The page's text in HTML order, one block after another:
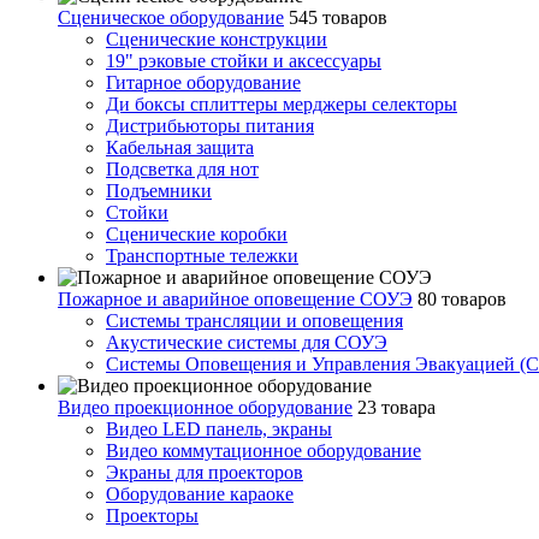
Сценическое оборудование 545 товаров
Сценические конструкции
19" рэковые стойки и аксесcуары
Гитарное оборудование
Ди боксы сплиттеры мерджеры селекторы
Дистрибьюторы питания
Кабельная защита
Подсветка для нот
Подъемники
Стойки
Сценические коробки
Транспортные тележки
Пожарное и аварийное оповещение СОУЭ 80 товаров
Cистемы трансляции и оповещения
Акустические системы для СОУЭ
Системы Оповещения и Управления Эвакуацией
Видео проекционное оборудование 23 товара
Видео LED панель, экраны
Видео коммутационное оборудование
Экраны для проекторов
Оборудование караоке
Проекторы